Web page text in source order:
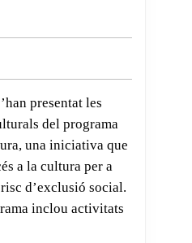
les
del programa
una iniciativa que
a la cultura per a
d’exclusió social.
inclou activitats